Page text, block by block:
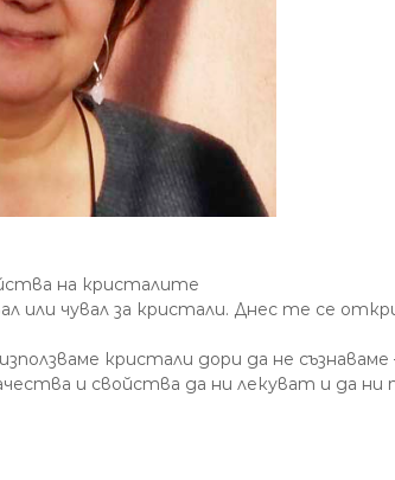
на кристалите
или чувал за кристали. Днес те се
кристали дори да не
и свойства да ни лекуват и да ни